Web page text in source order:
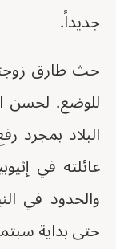
جديداً.
حث طارق
للوضع. لحسن
البلاد بمجرد
عائلته في
والحدود في
حتى بداية